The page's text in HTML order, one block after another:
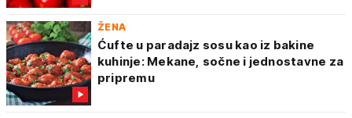
ŽENA
Ćufte u paradajz sosu kao iz bakine
kuhinje: Mekane, sočne i jednostavne za
pripremu